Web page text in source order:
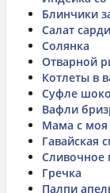
Блинчики
Салат
Солянка
Отварной
Котлеты в
Суфле
Вафли
Мама с моя
Гавайская
Сливочное
Гречка
Палпи